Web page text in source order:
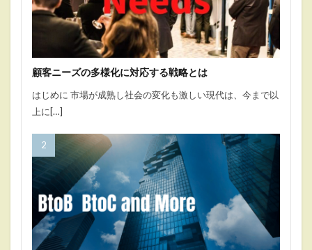
顧客ニーズの多様化に対応する戦略とは
はじめに 市場が成熟し社会の変化も激しい現代は、今まで以
上に[…]